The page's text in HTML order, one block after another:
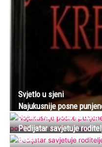
Svjetlo u sjeni
Najukusnije posne
poćiće vam voda na usta
Pedijatar savjetuje
bebom